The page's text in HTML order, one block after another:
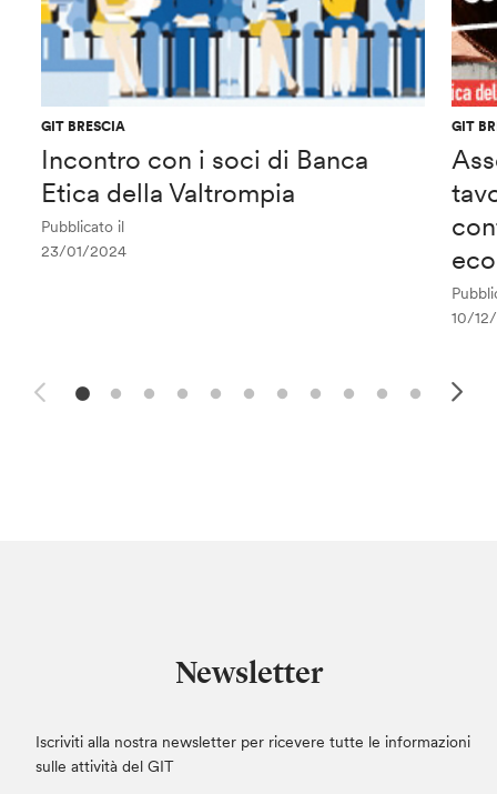
GIT BRESCIA
Incontro con i soci di Banca
Etica della Valtrompia
Pubblicato il
23/01/2024
GIT
10/
Newsletter
Iscriviti alla nostra newsletter per ricevere tutte le informazioni
sulle attività del GIT